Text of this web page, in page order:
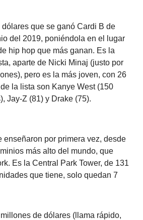
que se ganó Cardi B de
del 2019, poniéndola en el lugar
hip hop que más ganan. Es la
aparte de Nicki Minaj (justo por
pero es la más joven, con 26
la lista son Kanye West (150
Jay-Z (81) y Drake (75).
enseñaron por primera vez, desde
más alto del mundo, que
Es la Central Park Tower, de 131
que tiene, solo quedan 7
de dólares (llama rápido,